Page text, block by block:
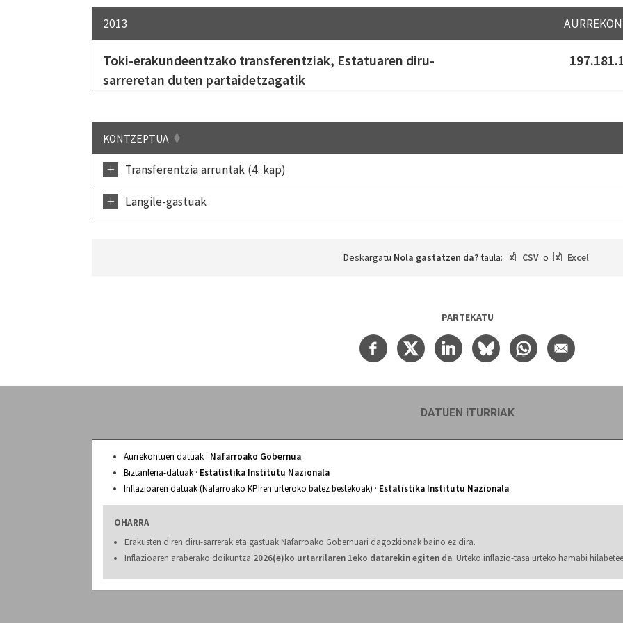
2013
Toki-erakundeentzako transferentziak, Estatuaren diru-
sarreretan duten partaidetzagatik
KONTZEPTUA
+ Transferentzia arruntak (4. kap)
+ Langile-gastuak
Deskargatu Nola gastatzen da?taula: CSV o Excel
PARTEKATU
DATUEN ITURRIAK
Aurrekontuen datuak · Nafarroako Gobernua
Biztanleria-datuak · Estatistika Institutu Nazionala
Inflazioaren datuak (Nafarroako KPIren urteroko batez bestekoak) · Estatistika Institutu Nazionala
OHARRA
Erakusten diren diru-sarrerak eta gastuak Nafarroako Gobernuari dagozkionak baino ez dira.
Inflazioaren araberako doikuntza 2026(e)ko urtarrilaren 1eko datarekin egiten da. Urteko inflazio-tasa urteko hamabi